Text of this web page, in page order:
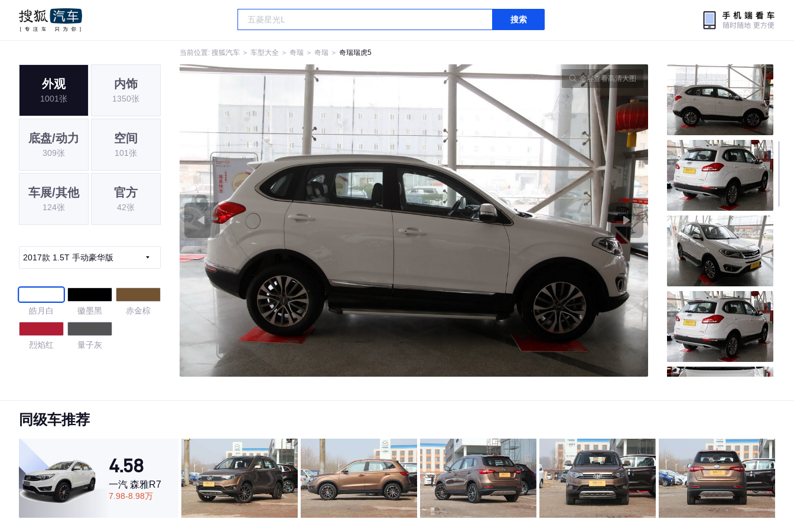
搜索
当前位置: 搜狐汽车 ＞ 车型大全 ＞ 奇瑞 ＞ 奇瑞 ＞ 奇瑞瑞虎5
外观
1001张
内饰
1350张
底盘/动力
309张
空间
101张
车展/其他
124张
官方
42张
2017款 1.5T 手动豪华版
皓月白 徽墨黑 赤金棕
烈焰红 量子灰
·内饰表现一般，低于84%同级车
·空间表现一般，低于54%同级车
全屏查看高清大图
同级车推荐
4.58
一汽 森雅R7
7.98-8.98万